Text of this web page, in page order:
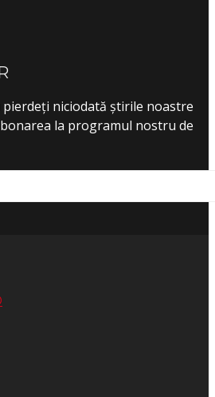
niciodată știrile noastre
la programul nostru de